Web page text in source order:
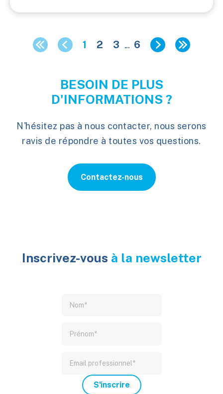
1 2 3 ... 6
BESOIN DE PLUS
D'INFORMATIONS ?
N'hésitez pas à nous contacter, nous serons
ravis de répondre à toutes vos questions.
Contactez-nous
Inscrivez-vous à la newsletter